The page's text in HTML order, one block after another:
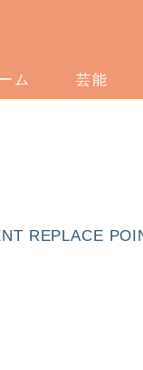
ム 芸能
REPLACE